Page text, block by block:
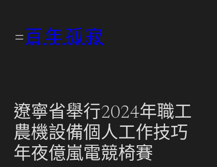
百年孤寂
遼寧省舉行2024年職工
農機設備個人工作技巧
年夜億嵐電競椅賽